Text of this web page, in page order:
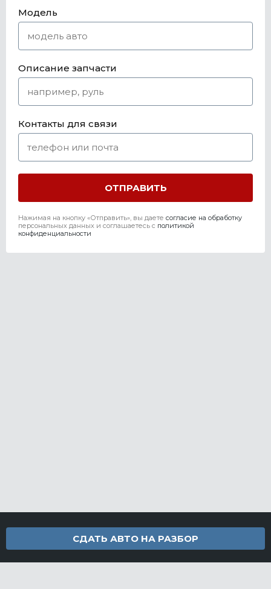
Модель
Описание запчасти
Контакты для связи
Нажимая на кнопку «Отправить», вы даете согласие на обработку
персональных данных и соглашаетесь c политикой
конфиденциальности
СДАТЬ АВТО НА РАЗБОР